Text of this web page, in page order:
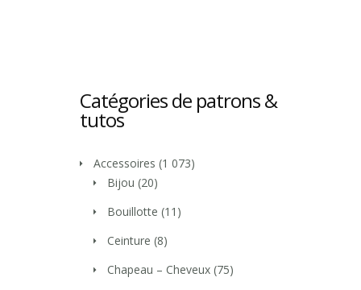
Catégories de patrons &
tutos
Accessoires (1 073)
Bijou (20)
Bouillotte (11)
Ceinture (8)
Chapeau – Cheveux (75)